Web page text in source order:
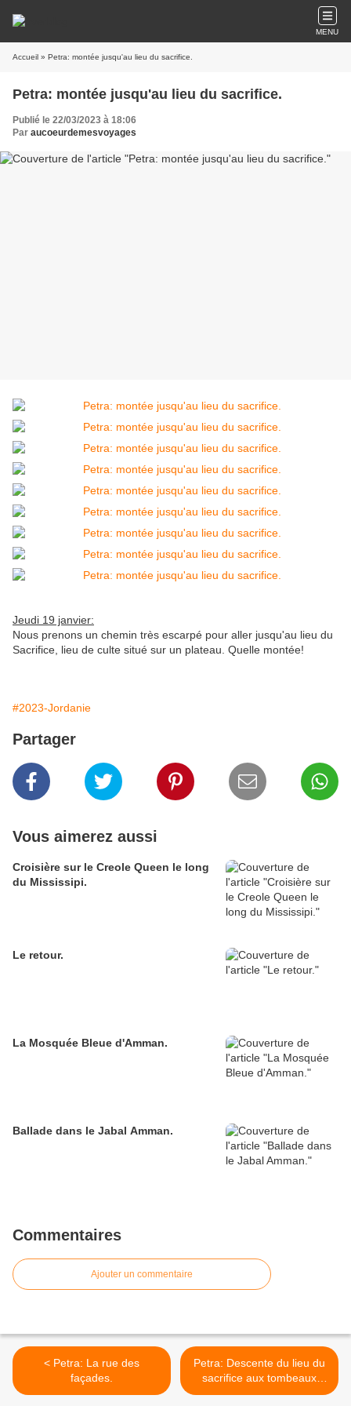
MENU
Accueil » Petra: montée jusqu'au lieu du sacrifice.
Petra: montée jusqu'au lieu du sacrifice.
Publié le 22/03/2023 à 18:06
Par aucoeurdemesvoyages
Jeudi 19 janvier:
Nous prenons un chemin très escarpé pour aller jusqu'au lieu du
Sacrifice, lieu de culte situé sur un plateau. Quelle montée!
#2023-Jordanie
Partager
Vous aimerez aussi
Croisière sur le Creole Queen le long
du Mississipi.
Le retour.
La Mosquée Bleue d'Amman.
Ballade dans le Jabal Amman.
Commentaires
Ajouter un commentaire
< Petra: La rue des
façades.
Petra: Descente du lieu du
sacrifice aux tombeaux
royaux. >